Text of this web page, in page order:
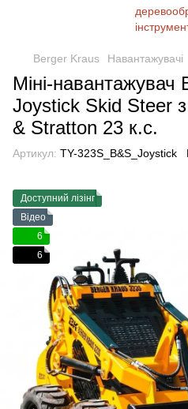
Berger Kraus Навантажувачі
Міні-
Joystick Skid Steer
& Stratton 23 к.с.
Артикул: TY-323S_B&S_Joystick
Доступний лізінг
Відео
6
6